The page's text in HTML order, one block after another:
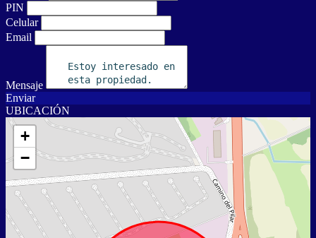
PIN
Celular
Email
Mensaje
Enviar
UBICACIÓN
+
−